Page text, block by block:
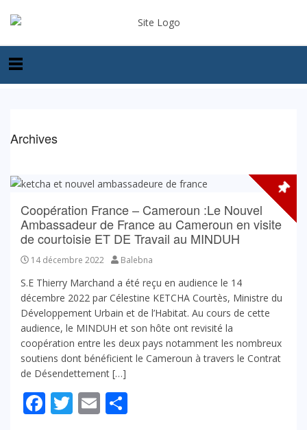
Archives
Coopération France – Cameroun :Le Nouvel
Ambassadeur de France au Cameroun en visite
de courtoisie ET DE Travail au MINDUH
14 décembre 2022 Balebna
S.E Thierry Marchand a été reçu en audience le 14
décembre 2022 par Célestine KETCHA Courtès, Ministre du
Développement Urbain et de l’Habitat. Au cours de cette
audience, le MINDUH et son hôte ont revisité la
coopération entre les deux pays notamment les nombreux
soutiens dont bénéficient le Cameroun à travers le Contrat
de Désendettement […]
Facebook
Twitter
Email